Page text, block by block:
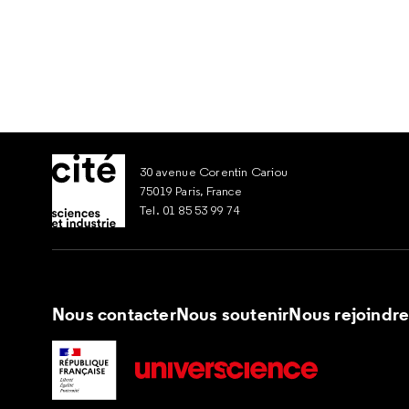
30 avenue Corentin Cariou
75019 Paris, France
Tel. 01 85 53 99 74
Nous contacterNous soutenirNous rejoindre